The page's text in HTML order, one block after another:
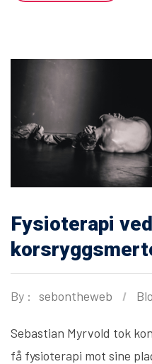
Fysioterapi
By : sebontheweb
Sebastian Myrvold tok
få fysioterapi mot sine